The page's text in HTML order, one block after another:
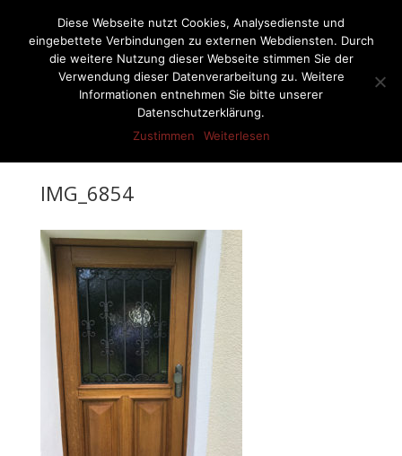
Seite wählen
IMG_6854
Diese Webseite nutzt Cookies, Analysedienste und
eingebettete Verbindungen zu externen Webdiensten. Durch
die weitere Nutzung dieser Webseite stimmen Sie der
Verwendung dieser Datenverarbeitung zu. Weitere
Informationen entnehmen Sie bitte unserer
Datenschutzerklärung.
Zustimmen
Weiterlesen